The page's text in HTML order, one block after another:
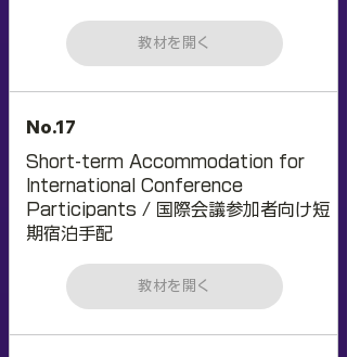
教材を開く
No.17
Short-term Accommodation for
International Conference
Participants / 国際会議参加者向け短
期宿泊手配
教材を開く